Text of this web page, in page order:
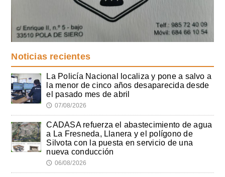
Noticias recientes
La Policía Nacional localiza y pone a salvo a
la menor de cinco años desaparecida desde
el pasado mes de abril
🕔 07/08/2026
CADASA refuerza el abastecimiento de agua
a La Fresneda, Llanera y el polígono de
Silvota con la puesta en servicio de una
nueva conducción
🕔 06/08/2026